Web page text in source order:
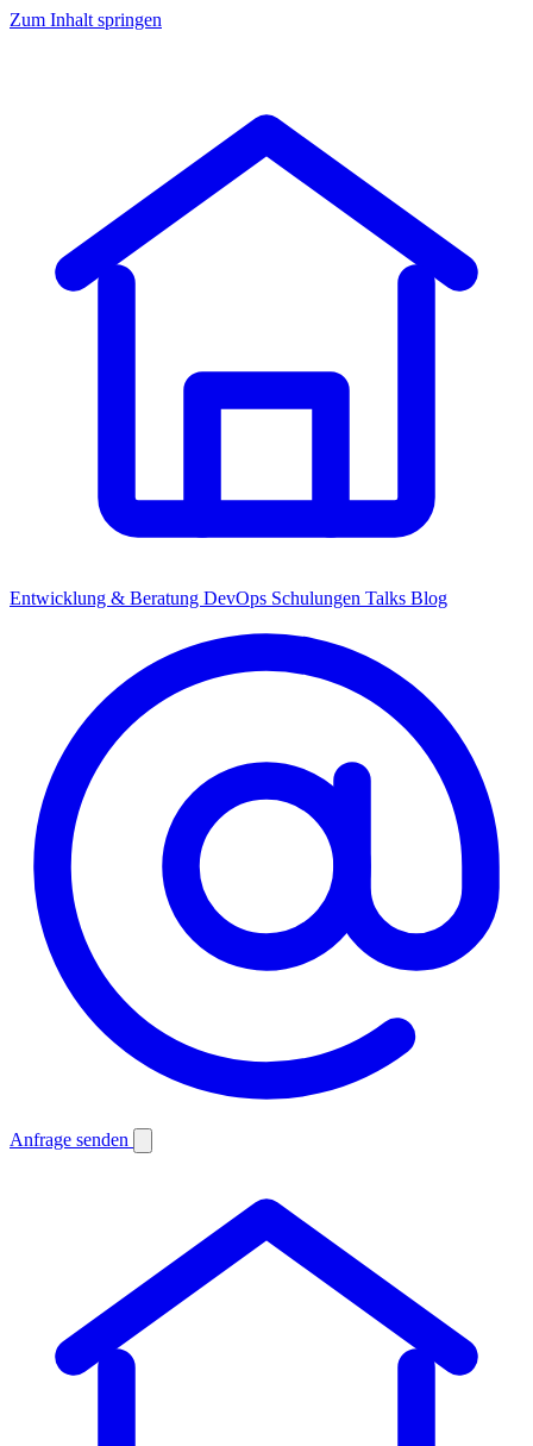
Zum Inhalt springen
Entwicklung & Beratung DevOps Schulungen Talks Blog
Anfrage senden